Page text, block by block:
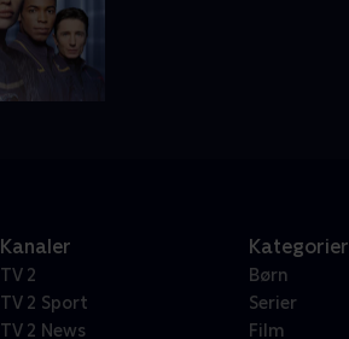
Kanaler
TV 2
TV 2 Sport
TV 2 News
Kategorier
Børn
Serier
Film